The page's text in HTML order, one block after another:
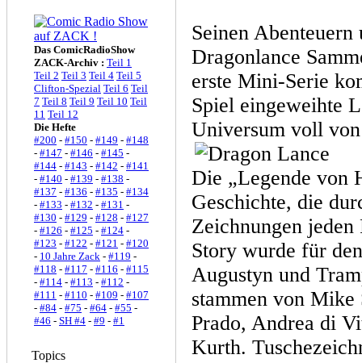
Das ComicRadioShow
ZACK-Archiv : Teil 1
Teil 2 Teil 3 Teil 4 Teil 5
Clifton-Spezial Teil 6 Teil
7 Teil 8 Teil 9 Teil 10 Teil
11 Teil 12
Die Hefte
#200 - #150 - #149 - #148
- #147 - #146 - #145 -
#144 - #143 - #142 - #141
- #140 - #139 - #138 -
#137 - #136 - #135 - #134
- #133 - #132 - #131 -
#130 - #129 - #128 - #127
- #126 - #125 - #124 -
#123 - #122 - #121 - #120
- 10 Jahre Zack - #119 -
#118 - #117 - #116 - #115
- #114 - #113 - #112 -
#111 - #110 - #109 - #107
- #84 - #75 - #64 - #55 -
#46 - SH #4 - #9 - #1
Topics
Seinen
Dragonlance
erste Mini-Serie
Spiel eingeweihte
Universum voll
Die „Legende von
Geschichte, die
Zeichnungen
Story wurde für
Augustyn und
stammen von
Prado, Andrea di
Kurth.